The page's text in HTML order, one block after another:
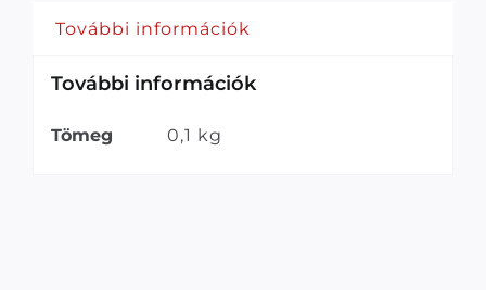
További információk
További információk
Tömeg 0,1 kg